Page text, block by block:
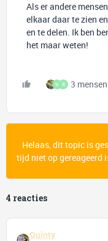
Als er andere
elkaar daar te zien
en te delen. Ik ben
het maar weten!
M R 3
Helaas, dit topic is
tijd niet op gereageerd
4 reacties
Quinty